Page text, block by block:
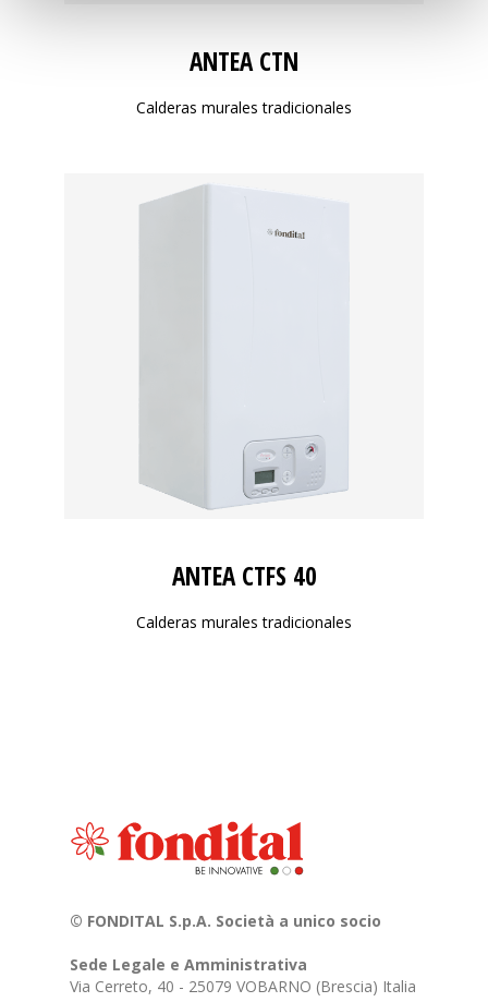
ANTEA CTN
Calderas murales tradicionales
ANTEA CTFS 40
Calderas murales tradicionales
© FONDITAL S.p.A. Società a unico socio
Sede Legale e Amministrativa
Via Cerreto, 40 - 25079 VOBARNO (Brescia) Italia